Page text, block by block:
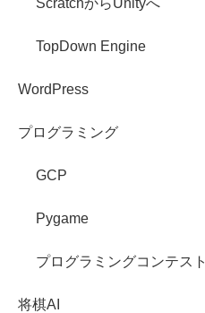
TopDown Engine
WordPress
プログラミング
GCP
Pygame
プログラミングコンテスト
将棋AI